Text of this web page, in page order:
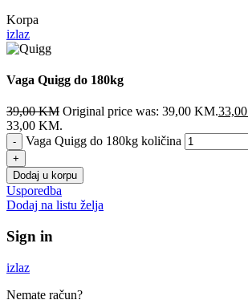
Korpa
izlaz
Vaga Quigg do 180kg
39,00KM Original price was: 39,00 KM.33,00
33,00 KM.
Vaga Quigg do 180kg količina
Dodaj u korpu
Usporedba
Dodaj na listu želja
Sign in
izlaz
Nemate račun?